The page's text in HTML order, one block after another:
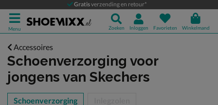
Gratisverzending en retour*
Menu Zoeken Inloggen Favorieten Winkelmand
Accessoires
Schoenverzorging voor
jongens van Skechers
over
Schoenverzorging